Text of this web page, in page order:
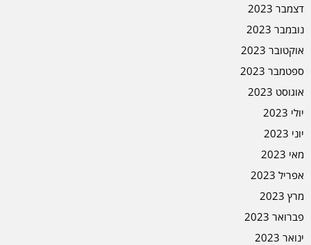
דצמבר 2023
נובמבר 2023
אוקטובר 2023
ספטמבר 2023
אוגוסט 2023
יולי 2023
יוני 2023
מאי 2023
אפריל 2023
מרץ 2023
פברואר 2023
ינואר 2023